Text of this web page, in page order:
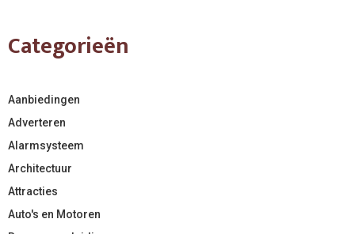
Categorieën
Aanbiedingen
Adverteren
Alarmsysteem
Architectuur
Attracties
Auto's en Motoren